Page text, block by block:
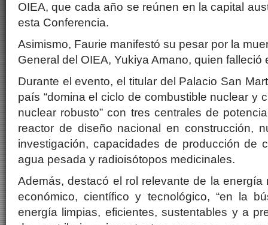
OIEA, que cada año se reúnen en la capital
esta Conferencia.
Asimismo, Faurie manifestó su pesar por la
General del OIEA, Yukiya Amano, quien falleció
Durante el evento, el titular del Palacio San
país “domina el ciclo de combustible nuclear y
nuclear robusto” con tres centrales de
reactor de diseño nacional en construcción,
investigación, capacidades de producción de
agua pesada y radioisótopos medicinales.
Además, destacó el rol relevante de la energía
económico, científico y tecnológico, “en la
energía limpias, eficientes, sustentables y a